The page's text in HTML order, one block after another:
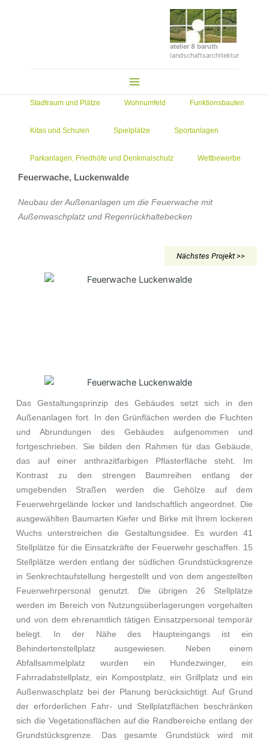
atelier 8 baruth
landschaftsarchitektur
Main
Menu
Stadtraum und Plätze Wohnumfeld Funktionsbauten
Kitas und Schulen Spielplätze Sportanlagen
Parkanlagen, Friedhöfe und Denkmalschutz Wettbewerbe
Feuerwache, Luckenwalde
Neubau der Außenanlagen um die Feuerwache mit
Außenwaschplatz und Regenrückhaltebecken
Nächstes Projekt >>
Das Gestaltungsprinzip des Gebäudes setzt sich in den
Außenanlagen fort. In den Grünflächen werden die Fluchten
und Abrundungen des Gebäudes aufgenommen und
fortgeschrieben. Sie bilden den Rahmen für das Gebäude,
das auf einer anthrazitfarbigen Pflasterfläche steht. Im
Kontrast zu den strengen Baumreihen entlang der
umgebenden Straßen werden die Gehölze auf dem
Feuerwehrgelände locker und landschaftlich angeordnet. Die
ausgewählten Baumarten Kiefer und Birke mit Ihrem lockeren
Wuchs unterstreichen die Gestaltungsidee. Es wurden 41
Stellplätze für die Einsatzkräfte der Feuerwehr geschaffen. 15
Stellplätze werden entlang der südlichen Grundstücksgrenze
in Senkrechtaufstellung hergestellt und von dem angestellten
Feuerwehrpersonal genutzt. Die übrigen 26 Stellplätze
werden im Bereich von Nutzungsüberlagerungen vorgehalten
und von dem ehrenamtlich tätigen Einsatzpersonal temporär
belegt. In der Nähe des Haupteingangs ist ein
Behindertenstellplatz ausgewiesen. Neben einem
Abfallsammelplatz wurden ein Hundezwinger, ein
Fahrradabstellplatz, ein Kompostplatz, ein Grillplatz und ein
Außenwaschplatz bei der Planung berücksichtigt. Auf Grund
der erforderlichen Fahr- und Stellplatzflächen beschränken
sich die Vegetationsflächen auf die Randbereiche entlang der
Grundstücksgrenze. Das gesamte Grundstück wird mit